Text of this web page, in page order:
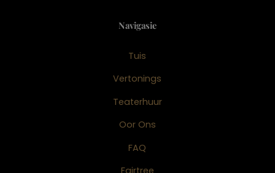
Navigasie
Tuis
Vertonings
Teaterhuur
Oor Ons
FAQ